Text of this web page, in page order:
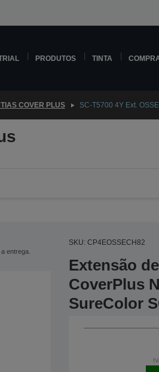
PRODUTOS TINTA
COVER PLUS SC-T5700 4Y Ext.
entrega.
SKU: CP4EOSSECH82
Extensão
CoverPlus
SureColor